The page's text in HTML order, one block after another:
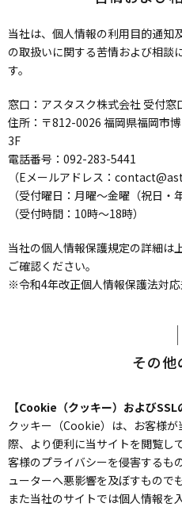
当社は、個人情報の利用目的通知
の取扱いに関する苦情および相談
す。
窓口：アスタスク株式会社 受付窓
住所：〒812-0026 福岡県福岡市
3F
電話番号：092-283-5441
（Eメールアドレス：
（受付曜日：月曜～金曜（祝日・
（受付時間：10時～18時）
当社の個人情報保護規定の詳細は
ご確認ください。
※令和4年改正個人情報保護法対
その他
【Cookie（クッキー）およびSSL
クッキー（Cookie）は、お客様
際、より便利に当サイトを閲覧し
客様のプライバシーを侵害するも
ューターへ悪影響を及ぼすもので
また当社のサイトでは個人情報を